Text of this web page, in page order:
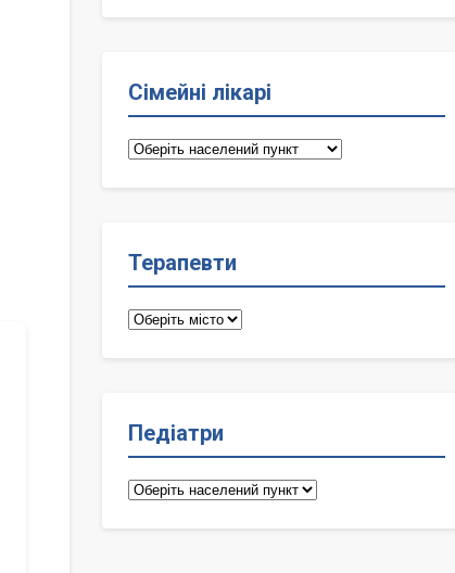
Сімейні лікарі
Сімейні
Терапевти
Терапевти
Педіатри
Педіатри